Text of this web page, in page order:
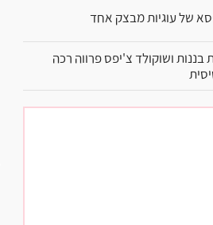
של עוגיות מבצק אחד
בננות ושוקולד צ'יפס פרווה רכה